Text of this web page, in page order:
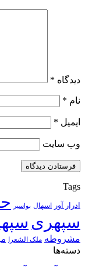
دیدگاه *
نام *
ایمیل *
وب‌ سایت
Tags
ادرار آور اسهال بواسیر
سپهری
مشروطه ملک الشعرا
دسته‌ها